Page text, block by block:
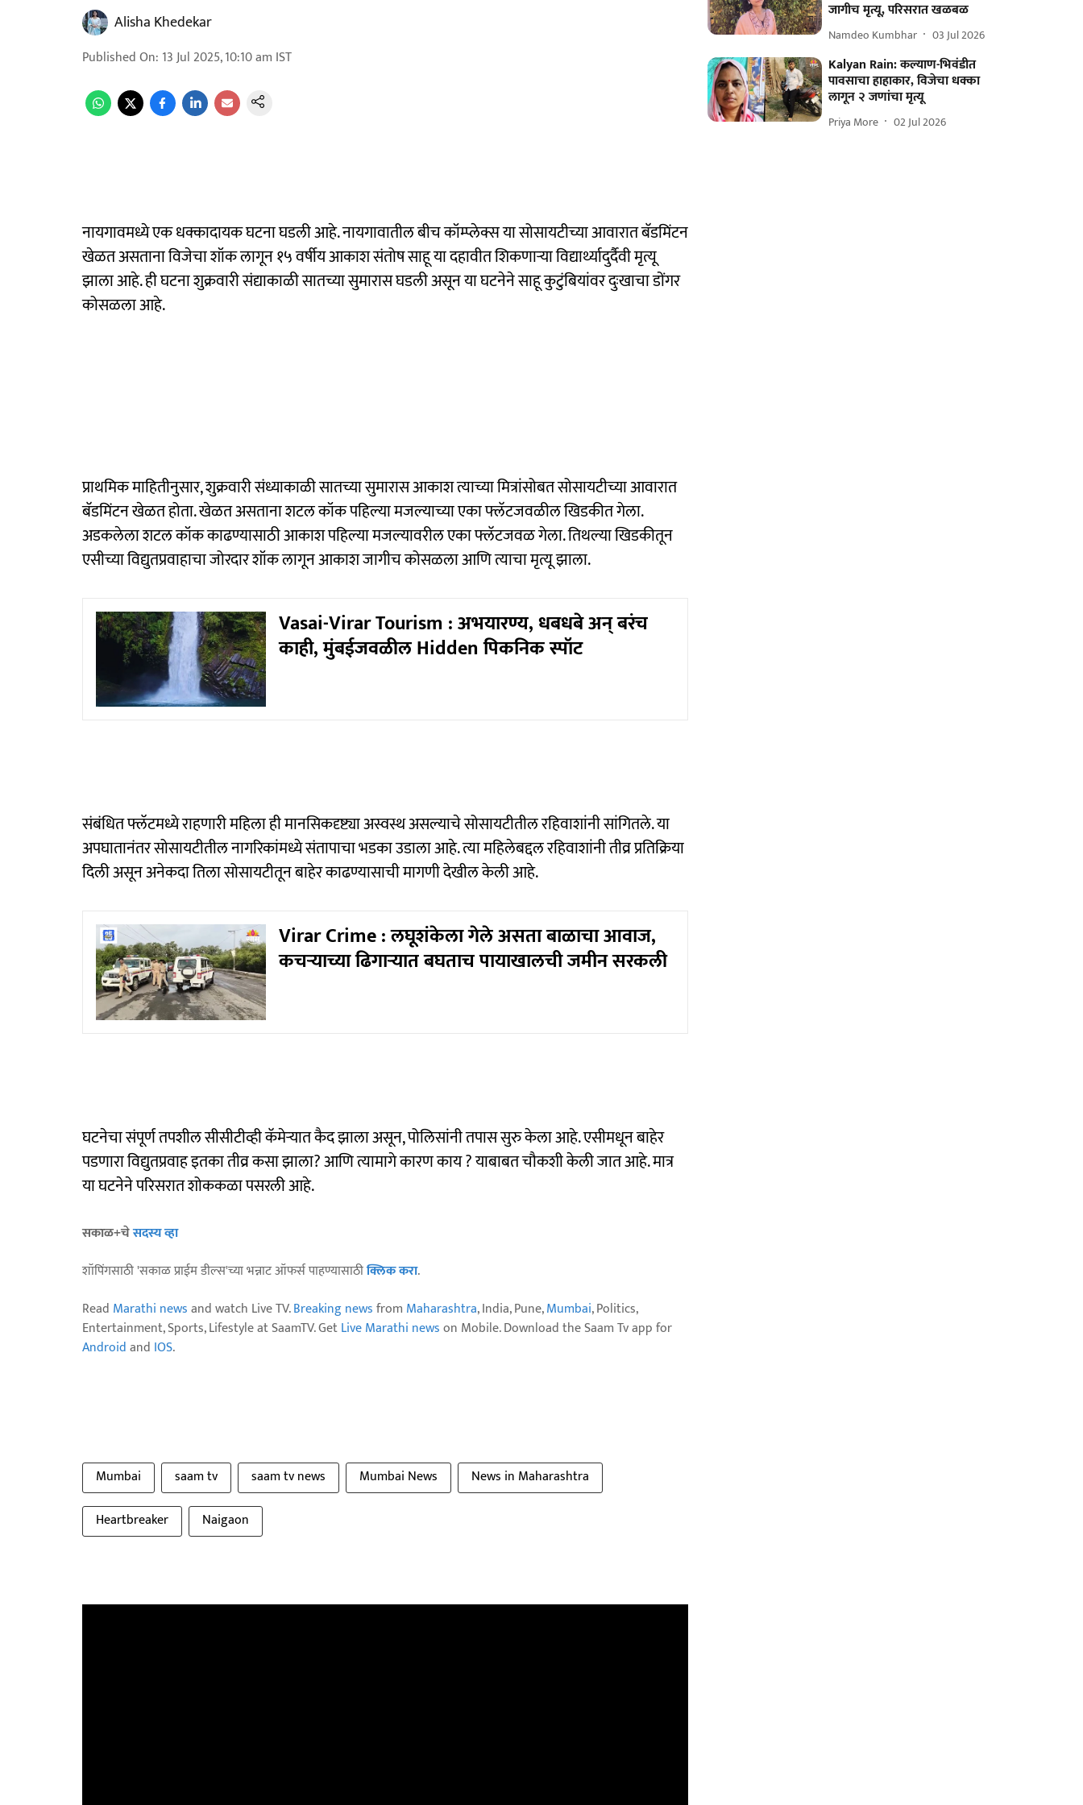
Alisha Khedekar
Published On: 13 Jul 2025, 10:10 am IST
नायगावमध्ये एक धक्कादायक घटना घडली आहे. नायगावातील बीच कॉम्प्लेक्स या सोसायटीच्या आवारात बॅडमिंटन
खेळत असताना विजेचा शॉक लागून १५ वर्षीय आकाश संतोष साहू या दहावीत शिकणाऱ्या विद्यार्थ्यादुर्दैवी मृत्यू
झाला आहे. ही घटना शुक्रवारी संद्याकाळी सातच्या सुमारास घडली असून या घटनेने साहू कुटुंबियांवर दुःखाचा डोंगर
कोसळला आहे.
प्राथमिक माहितीनुसार, शुक्रवारी संध्याकाळी सातच्या सुमारास आकाश त्याच्या मित्रांसोबत सोसायटीच्या आवारात
बॅडमिंटन खेळत होता. खेळत असताना शटल कॉक पहिल्या मजल्याच्या एका फ्लॅटजवळील खिडकीत गेला.
अडकलेला शटल कॉक काढण्यासाठी आकाश पहिल्या मजल्यावरील एका फ्लॅटजवळ गेला. तिथल्या खिडकीतून
एसीच्या विद्युतप्रवाहाचा जोरदार शॉक लागून आकाश जागीच कोसळला आणि त्याचा मृत्यू झाला.
Vasai-Virar Tourism : अभयारण्य, धबधबे अन् बरंच
काही, मुंबईजवळील Hidden पिकनिक स्पॉट
संबंधित फ्लॅटमध्ये राहणारी महिला ही मानसिकदृष्ट्या अस्वस्थ असल्याचे सोसायटीतील रहिवाशांनी सांगितले. या
अपघातानंतर सोसायटीतील नागरिकांमध्ये संतापाचा भडका उडाला आहे. त्या महिलेबद्दल रहिवाशांनी तीव्र प्रतिक्रिया
दिली असून अनेकदा तिला सोसायटीतून बाहेर काढण्यासाची मागणी देखील केली आहे.
Virar Crime : लघूशंकेला गेले असता बाळाचा आवाज,
कचऱ्याच्या ढिगाऱ्यात बघताच पायाखालची जमीन सरकली
घटनेचा संपूर्ण तपशील सीसीटीव्ही कॅमेऱ्यात कैद झाला असून, पोलिसांनी तपास सुरु केला आहे. एसीमधून बाहेर
पडणारा विद्युतप्रवाह इतका तीव्र कसा झाला? आणि त्यामागे कारण काय ? याबाबत चौकशी केली जात आहे. मात्र
या घटनेने परिसरात शोककळा पसरली आहे.
सकाळ+चेसदस्य व्हा
शॉपिंगसाठी 'सकाळ प्राईम डील्स'च्या भन्नाट ऑफर्स पाहण्यासाठीक्लिक करा.
Read Marathi newsand watch Live TV.Breaking newsfrom Maharashtra, India, Pune,Mumbai, Politics,
Entertainment, Sports, Lifestyle at SaamTV. GetLive Marathi newson Mobile. Download the Saam Tv app for
Androidand IOS.
Mumbai saam tv saam tv news Mumbai News
News in Maharashtra
Heartbreaker
Naigaon
जागीच मृत्यू, परिसरात खळबळ
Namdeo Kumbhar 03 Jul 2026
Kalyan Rain: कल्याण-भिवंडीत
पावसाचा हाहाकार, विजेचा धक्का
लागून २ जणांचा मृत्यू
Priya More 02 Jul 2026